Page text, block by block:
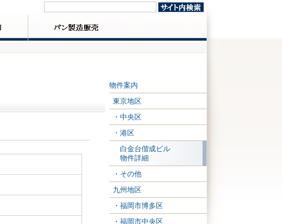
物件案内
東京地区
・中央区
・港区
白金台偕成ビル
物件詳細
・その他
九州地区
・福岡市博多区
・福岡市中央区